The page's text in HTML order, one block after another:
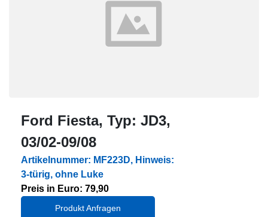
Ford Fiesta, Typ: JD3,
03/02-09/08
Artikelnummer: MF223D, Hinweis:
3-türig, ohne Luke
Preis in Euro: 79,90
Produkt Anfragen